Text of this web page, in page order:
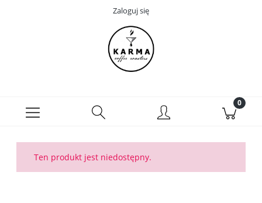
Zaloguj się
Ten produkt jest niedostępny.